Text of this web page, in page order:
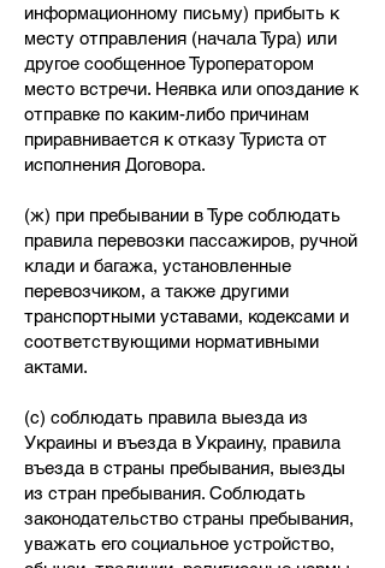
информационному письму) прибыть к
месту отправления (начала Тура) или
другое сообщенное Туроператором
место встречи. Неявка или опоздание к
отправке по каким-либо причинам
приравнивается к отказу Туриста от
исполнения Договора.
(ж) при пребывании в Туре соблюдать
правила перевозки пассажиров, ручной
клади и багажа, установленные
перевозчиком, а также другими
транспортными уставами, кодексами и
соответствующими нормативными
актами.
(c) соблюдать правила выезда из
Украины и въезда в Украину, правила
въезда в страны пребывания, выезды
из стран пребывания. Соблюдать
законодательство страны пребывания,
уважать его социальное устройство,